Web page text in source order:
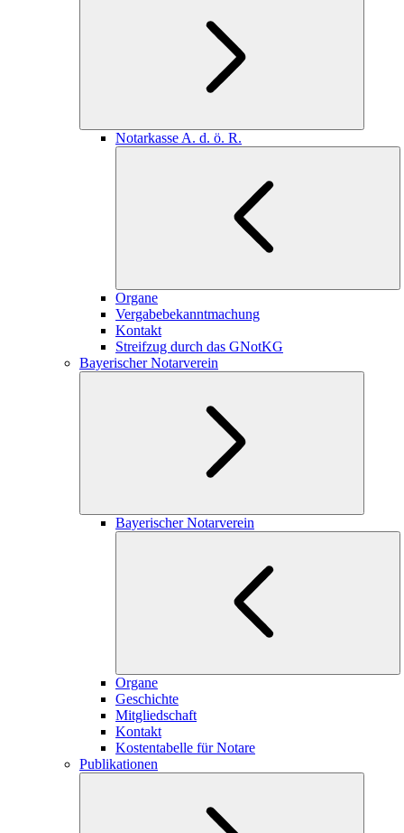
Notarkasse A. d. ö. R.
Organe
Vergabebekanntmachung
Kontakt
Streifzug durch das GNotKG
Bayerischer Notarverein
Bayerischer Notarverein
Organe
Geschichte
Mitgliedschaft
Kontakt
Kostentabelle für Notare
Publikationen